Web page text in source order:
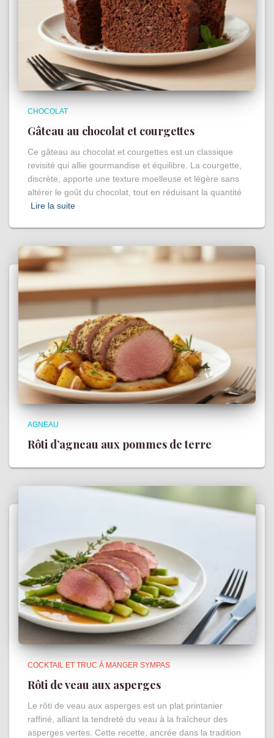
CHOCOLAT
Gâteau au chocolat et courgettes
Ce gâteau au chocolat et courgettes est un classique
revisité qui allie gourmandise et équilibre. La courgette,
discrète, apporte une texture moelleuse et légère sans
altérer le goût du chocolat, tout en réduisant la quantité
Lire la suite
AGNEAU
Rôti d’agneau aux pommes de terre
COCKTAIL ET TRUC À MANGER SYMPAS
Rôti de veau aux asperges
Le rôti de veau aux asperges est un plat printanier
raffiné, alliant la tendreté du veau à la fraîcheur des
asperges vertes. Cette recette, ancrée dans la tradition